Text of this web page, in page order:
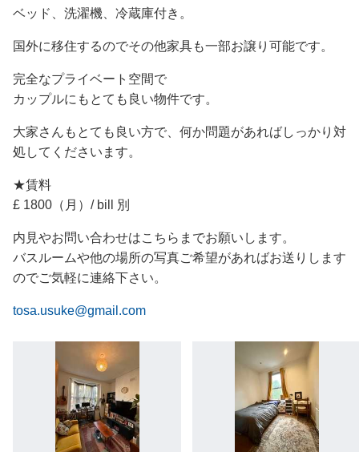
ベッド、洗濯機、冷蔵庫付き。
国外に移住するのでその他家具も一部お譲り可能です。
完全なプライベート空間で
カップルにもとても良い物件です。
大家さんもとても良い方で、何か問題があればしっかり対
処してくださいます。
★賃料
£ 1800（月）/ bill 別
内見やお問い合わせはこちらまでお願いします。
バスルームや他の場所の写真ご希望があればお送りします
のでご気軽に連絡下さい。
tosa.usuke@gmail.com